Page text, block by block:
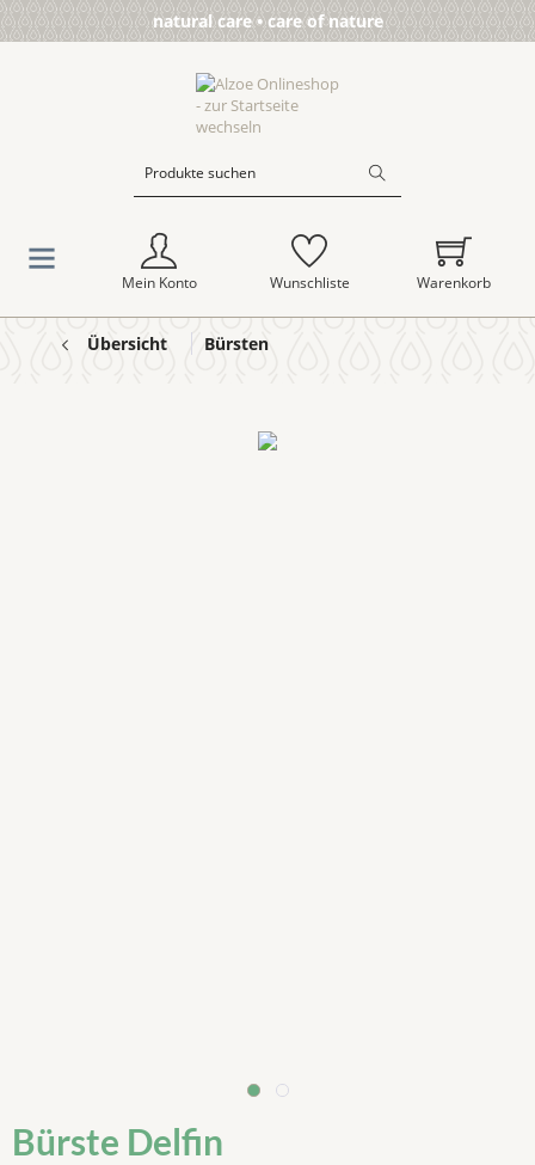
natural care • care of nature
Mein Konto Wunschliste Warenkorb
Übersicht Bürsten
Bürste Delfin